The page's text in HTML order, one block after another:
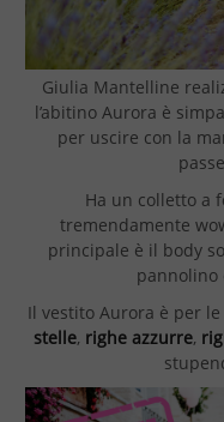
Giulia Mantelline
l’abitino Aurora è
per uscire con la
Ha un colletto a
tremendamente
principale è il body
pannolino
Il vestito Aurora è per
stelle, righe azzurre,